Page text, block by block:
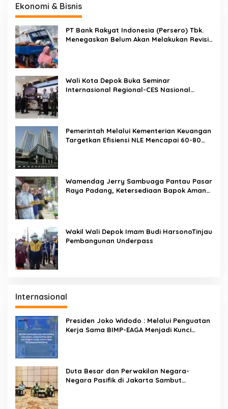
Ekonomi & Bisnis
PT Bank Rakyat Indonesia (Persero) Tbk.
Menegaskan Belum Akan Melakukan Revisi
Wali Kota Depok Buka Seminar
Internasional Regional-CES Nasional
Pemerintah Melalui Kementerian Keuangan
Targetkan Efisiensi NLE Mencapai 60-80
Wamendag Jerry Sambuaga Pantau Pasar
Raya Padang, Ketersediaan Bapok Aman
Wakil Wali Depok Imam Budi HarsonoTinjau
Pembangunan Underpass
Internasional
Presiden Joko Widodo : Melalui Penguatan
Kerja Sama BIMP-EAGA Menjadi Kunci
Duta Besar dan Perwakilan Negara-
Negara Pasifik di Jakarta Sambut